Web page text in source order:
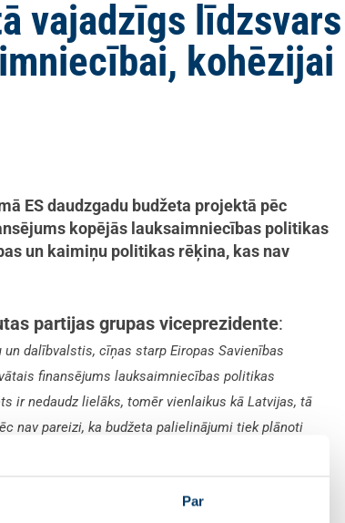
Par
vajadzīgs līdzsvars
kohēzijai
ES daudzgadu budžeta projektā pēc
kopējās lauksaimniecības politikas
un kaimiņu politikas rēķina, kas nav
partijas grupas viceprezidente:
dalībvalstis, cīņas starp Eiropas Savienības
finansējums lauksaimniecības politikas
ir nedaudz lielāks, tomēr vienlaikus kā Latvijas, tā
nav pareizi, ka budžeta palielinājumi tiek plānoti
.”